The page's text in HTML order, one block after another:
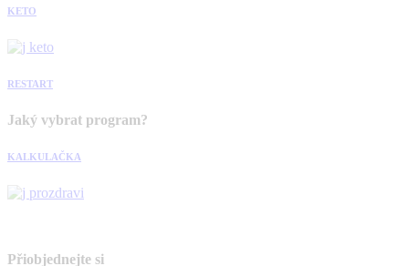
KETO
RESTART
Jaký vybrat program?
KALKULAČKA
Přiobjednejte si